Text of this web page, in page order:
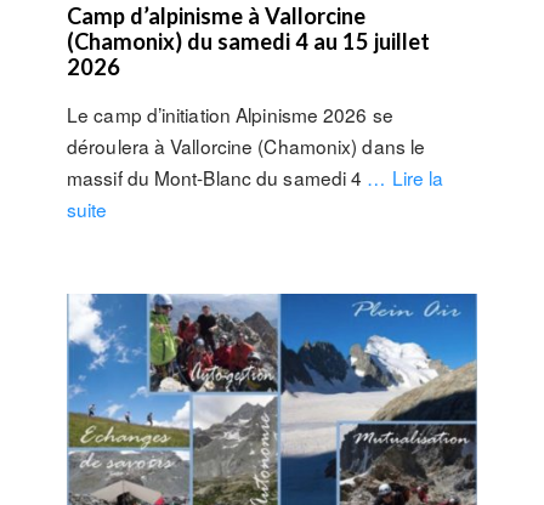
Camp d’alpinisme à Vallorcine
(Chamonix) du samedi 4 au 15 juillet
2026
Le camp d’initiation Alpinisme 2026 se
déroulera à Vallorcine (Chamonix) dans le
massif du Mont-Blanc du samedi 4 … Lire la
suite